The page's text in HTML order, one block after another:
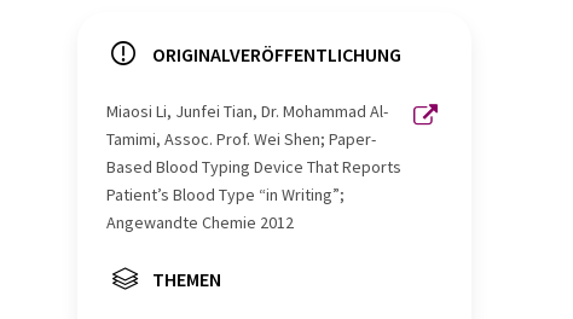
ORIGINALVERÖFFENTLICHUNG
Miaosi Li, Junfei Tian, Dr. Mohammad Al-
Tamimi, Assoc. Prof. Wei Shen; Paper-
Based Blood Typing Device That Reports
Patient’s Blood Type “in Writing”;
Angewandte Chemie 2012
THEMEN